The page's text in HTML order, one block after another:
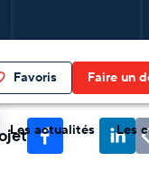
Favoris Faire un
Les actualités Les